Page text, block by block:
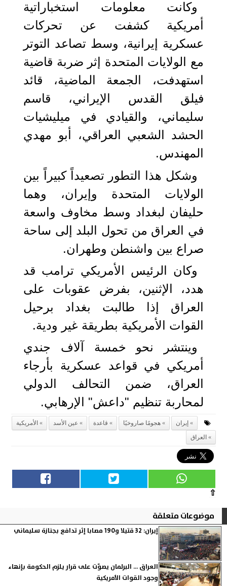
وكانت معلومات استخباراتية
أمريكية كشفت عن تحركات
عسكرية إيرانية، وسط تصاعد التوتر
مع الولايات المتحدة إثر ضربة قاضية
استهدفت، الجمعة الماضية، قائد
فيلق القدس الإيراني، قاسم
سليماني، والقيادي في ميليشيات
الحشد الشعبي العراقي، أبو مهدي
المهندس.
وشكل هذا التطور تصعيداً كبيراً بين
الولايات المتحدة وإيران، وهما
حليفان لبغداد وسط مخاوف واسعة
في العراق من تحول البلد إلى ساحة
صراع بين واشنطن وطهران.
وكان الرئيس الأمريكي ترامب قد
هدد، الإثنين، بفرض عقوبات على
العراق إذا طالبت بغداد برحيل
القوات الأمريكية بطريقة غير ودية.
وينتشر نحو خمسة آلاف جندي
أمريكي في قواعد عسكرية بأرجاء
العراق، ضمن التحالف الدولي
لمحاربة تنظيم "داعش" الإرهابي.
إيران هجومًا صاروخيًا قاعدة عين الأسد
الأمريكية
العراق
⇧
موضوعات متعلقة
إيران: 32 قتيلا و190 مصابا إثر تدافع بجنازة سليماني
العراق ... البرلمان يصوّت على قرار يلزم الحكومة بإنهاء
وجود القوات الأمريكية